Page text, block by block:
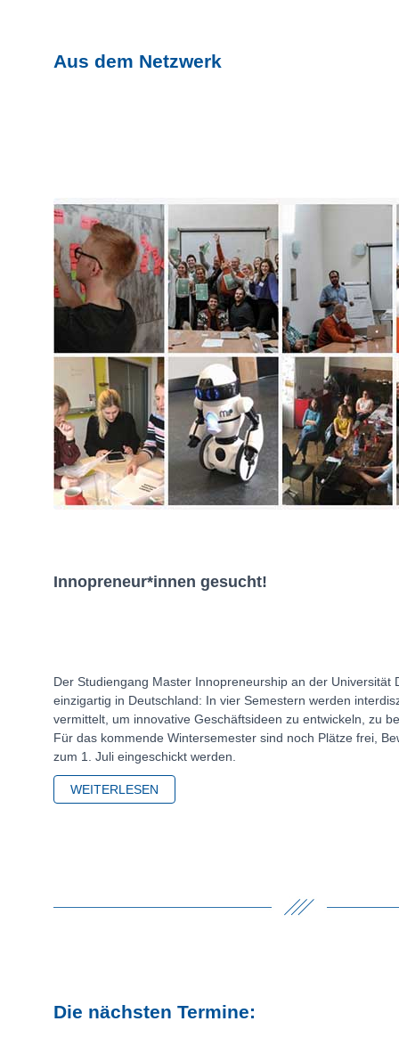
Aus dem Netzwerk
Innopreneur*innen gesucht!
Der Studiengang Master Innopreneurship an der Universität
einzigartig in Deutschland: In vier Semestern werden
vermittelt, um innovative Geschäftsideen zu entwickeln, zu
Für das kommende Wintersemester sind noch Plätze frei,
zum 1. Juli eingeschickt werden.
WEITERLESEN
Die nächsten Termine: